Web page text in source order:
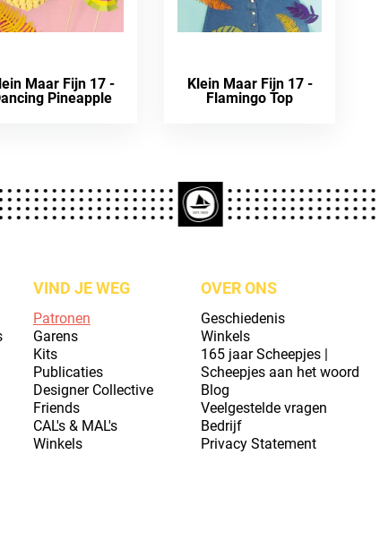
Maar Fijn 17 -
Pineapple
Klein Maar Fijn 17 -
Flamingo Top
VIND JE WEG
Patronen
Garens
Kits
Publicaties
Designer Collective
Friends
CAL's & MAL's
Winkels
OVER ONS
Geschiedenis
Winkels
165 jaar Scheepjes |
Scheepjes aan het woord
Blog
Veelgestelde vragen
Bedrijf
Privacy Statement